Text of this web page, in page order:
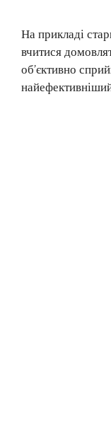
На прикладі
вчитися
об’єктивно